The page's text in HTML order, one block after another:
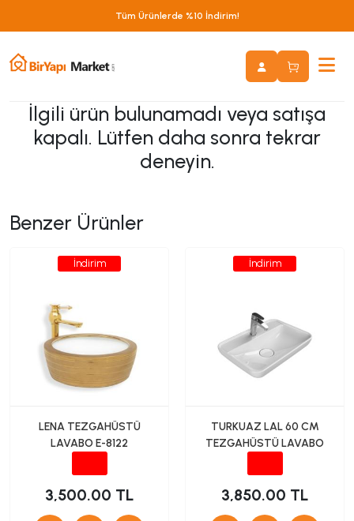
Tüm Ürünlerde %10 İndirim!
İlgili ürün bulunamadı veya satışa
kapalı. Lütfen daha sonra tekrar
deneyin.
Benzer Ürünler
İndirim
LENA TEZGAHÜSTÜ
LAVABO E-8122
3,500.00 TL
İndirim
TURKUAZ LAL 60 CM
TEZGAHÜSTÜ LAVABO
3,850.00 TL